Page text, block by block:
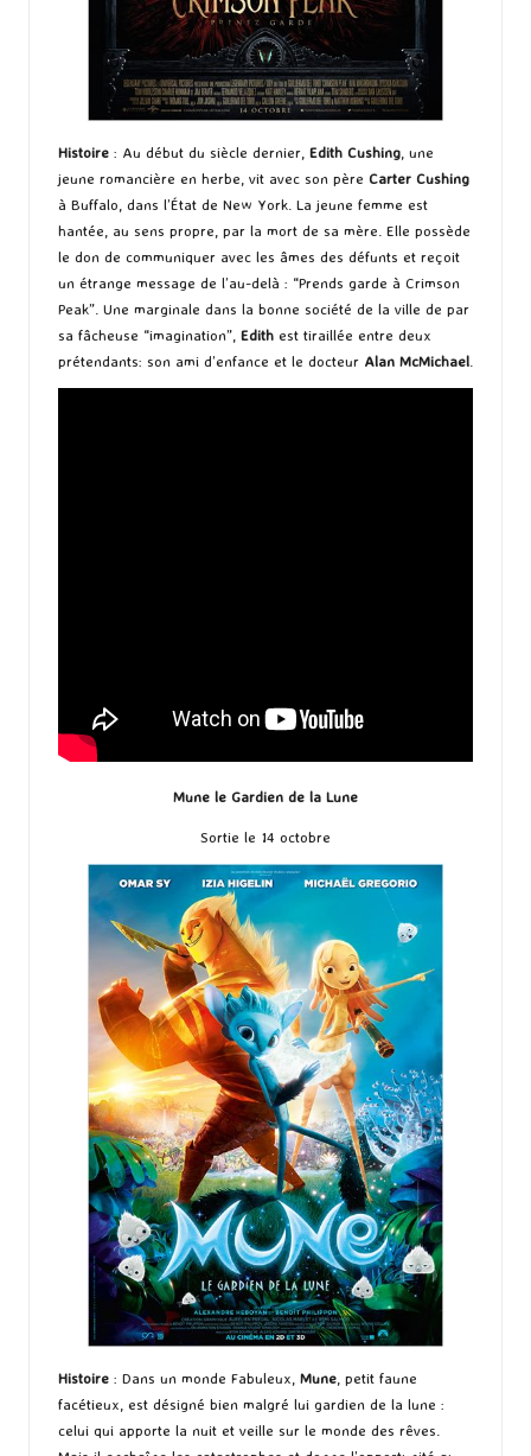
Histoire : Au début du siècle dernier, Edith Cushing , une
jeune romancière en herbe, vit avec son père Carter Cushing
à Buffalo, dans l’État de New York. La jeune femme est
hantée, au sens propre, par la mort de sa mère. Elle possède
le don de communiquer avec les âmes des défunts et reçoit
un étrange message de l’au-delà : “Prends garde à Crimson
Peak”. Une marginale dans la bonne société de la ville de par
sa fâcheuse “imagination”, Edith est tiraillée entre deux
prétendants: son ami d’enfance et le docteur Alan McMichael
Mune le Gardien de la Lune
Sortie le 14 octobre
Histoire : Dans un monde Fabuleux, Mune , petit faune
facétieux, est désigné bien malgré lui gardien de la lune :
celui qui apporte la nuit et veille sur le monde des rêves.